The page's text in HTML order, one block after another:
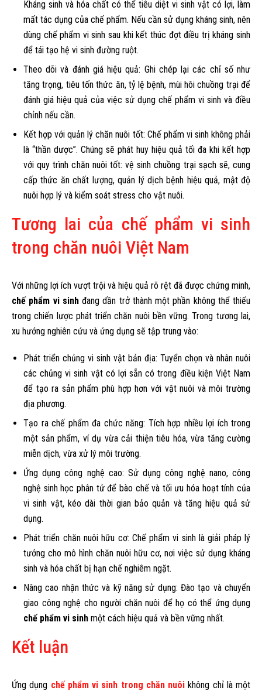
Kháng sinh và hóa chất có thể tiêu diệt vi sinh vật có lợi, làm
mất tác dụng của chế phẩm. Nếu cần sử dụng kháng sinh, nên
dùng chế phẩm vi sinh sau khi kết thúc đợt điều trị kháng sinh
để tái tạo hệ vi sinh đường ruột.
Theo dõi và đánh giá hiệu quả: Ghi chép lại các chỉ số như
tăng trọng, tiêu tốn thức ăn, tỷ lệ bệnh, mùi hôi chuồng trại để
đánh giá hiệu quả của việc sử dụng chế phẩm vi sinh và điều
chỉnh nếu cần.
Kết hợp với quản lý chăn nuôi tốt: Chế phẩm vi sinh không phải
là “thần dược”. Chúng sẽ phát huy hiệu quả tối đa khi kết hợp
với quy trình chăn nuôi tốt: vệ sinh chuồng trại sạch sẽ, cung
cấp thức ăn chất lượng, quản lý dịch bệnh hiệu quả, mật độ
nuôi hợp lý và kiểm soát stress cho vật nuôi.
Tương lai của chế phẩm vi sinh
trong chăn nuôi Việt Nam
Với những lợi ích vượt trội và hiệu quả rõ rệt đã được chứng minh,
chế phẩm vi sinhđang dần trở thành một phần không thể thiếu
trong chiến lược phát triển chăn nuôi bền vững. Trong tương lai,
xu hướng nghiên cứu và ứng dụng sẽ tập trung vào:
Phát triển chủng vi sinh vật bản địa: Tuyển chọn và nhân nuôi
các chủng vi sinh vật có lợi sẵn có trong điều kiện Việt Nam
để tạo ra sản phẩm phù hợp hơn với vật nuôi và môi trường
địa phương.
Tạo ra chế phẩm đa chức năng: Tích hợp nhiều lợi ích trong
một sản phẩm, ví dụ vừa cải thiện tiêu hóa, vừa tăng cường
miễn dịch, vừa xử lý môi trường.
Ứng dụng công nghệ cao: Sử dụng công nghệ nano, công
nghệ sinh học phân tử để bào chế và tối ưu hóa hoạt tính của
vi sinh vật, kéo dài thời gian bảo quản và tăng hiệu quả sử
dụng.
Phát triển chăn nuôi hữu cơ: Chế phẩm vi sinh là giải pháp lý
tưởng cho mô hình chăn nuôi hữu cơ, nơi việc sử dụng kháng
sinh và hóa chất bị hạn chế nghiêm ngặt.
Nâng cao nhận thức và kỹ năng sử dụng: Đào tạo và chuyển
giao công nghệ cho người chăn nuôi để họ có thể ứng dụng
chế phẩm vi sinh một cách hiệu quả và bền vững nhất.
Kết luận
Ứng dụng chế phẩm vi sinh trong chăn nuôi không chỉ là một